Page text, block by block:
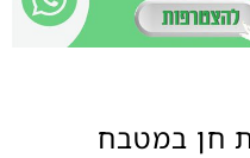
חן במטבח